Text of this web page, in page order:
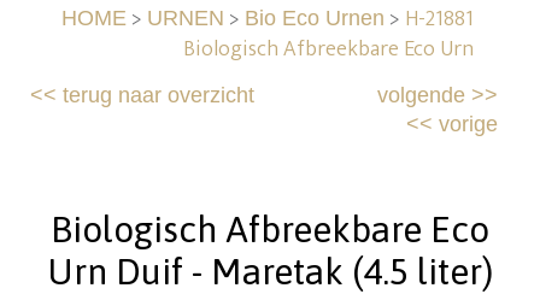
HOME> URNEN > Bio Eco Urnen > H-21881
Biologisch Afbreekbare Eco Urn
<<terug naar overzicht volgende>>
<< vorige
Biologisch Afbreekbare Eco
Urn Duif - Maretak (4.5 liter)